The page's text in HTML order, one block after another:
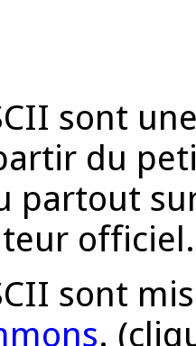
sont
du
partout
sont
.